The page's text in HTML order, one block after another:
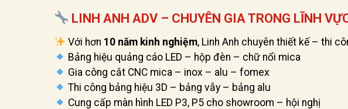
LINH ANH ADV – CHUYÊN GIA TRONG LĨNH
Với hơn 10 năm kinh nghiệm, Linh Anh chuyên thiết kế – thi
Bảng hiệu quảng cáo LED – hộp đèn – chữ nổi mica
Gia công cắt CNC mica – inox – alu – fomex
Thi công bảng hiệu 3D – bảng vẫy – bảng alu
Cung cấp màn hình LED P3, P5 cho showroom – hội nghị